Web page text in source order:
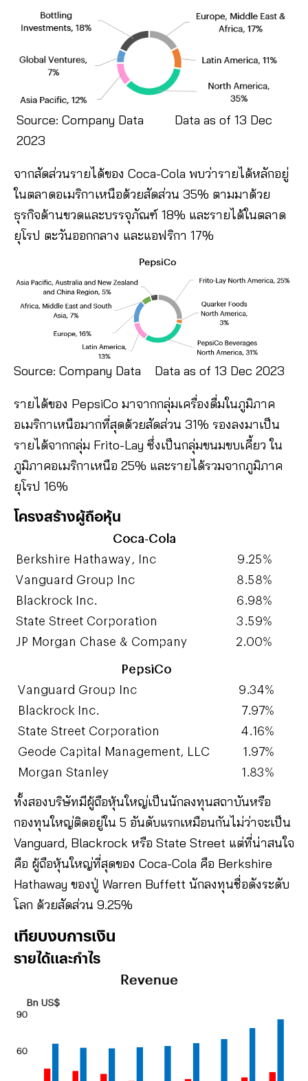
Source: Company Data Data as of 13 Dec
2023
จากสัดส่วนรายได้ของ Coca-Cola พบว่ารายได้หลักอยู่
ในตลาดอเมริกาเหนือด้วยสัดส่วน 35% ตามมาด้วย
ธุรกิจด้านขวดและบรรจุภัณฑ์ 18% และรายได้ในตลาด
ยุโรป ตะวันออกกลาง และแอฟริกา 17%
Source: Company Data Data as of 13 Dec 2023
รายได้ของ PepsiCo มาจากกลุ่มเครื่องดื่มในภูมิภาค
อเมริกาเหนือมากที่สุดด้วยสัดส่วน 31% รองลงมาเป็น
รายได้จากกลุ่ม Frito-Lay ซึ่งเป็นกลุ่มขนมขบเคี้ยว ใน
ภูมิภาคอเมริกาเหนือ 25% และรายได้รวมจากภูมิภาค
ยุโรป 16%
โครงสร้างผู้ถือหุ้น
ทั้งสองบริษัทมีผู้ถือหุ้นใหญ่เป็นนักลงทุนสถาบันหรือ
กองทุนใหญ่ติดอยู่ใน 5 อันดับแรกเหมือนกันไม่ว่าจะเป็น
Vanguard, Blackrock หรือ State Street แต่ที่น่าสนใจ
คือ ผู้ถือหุ้นใหญ่ที่สุดของ Coca-Cola คือ Berkshire
Hathaway ของปู่ Warren Buffett นักลงทุนชื่อดังระดับ
โลก ด้วยสัดส่วน 9.25%
เทียบงบการเงิน
รายได้และกำไร